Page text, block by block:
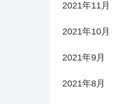
2021年11月
2021年10月
2021年9月
2021年8月